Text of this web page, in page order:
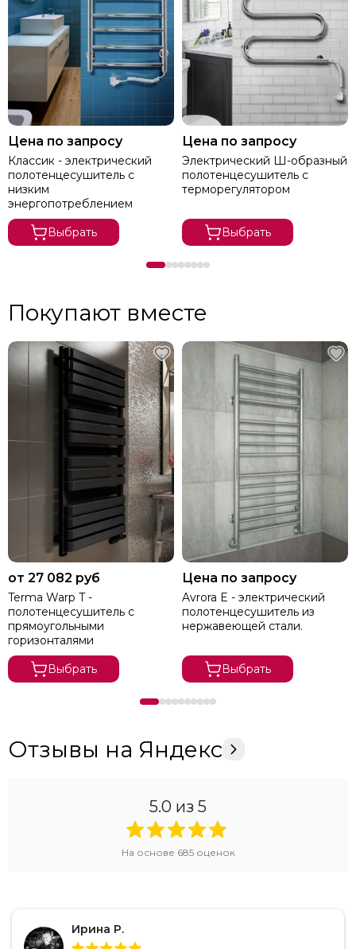
Цена по запросу
Классик - электрический
полотенцесушитель с
низким
энергопотреблением
Выбрать
Цена по запросу
Электрический Ш-образный
полотенцесушитель с
терморегулятором
Выбрать
Покупают вместе
от 27 082 руб
Terma Warp T -
полотенцесушитель с
прямоугольными
горизонталями
Выбрать
Цена по запросу
Avrora E - электрический
полотенцесушитель из
нержавеющей стали.
Выбрать
Отзывы на Яндекс
5.0 из 5
На основе 685оценок
Ирина Р.